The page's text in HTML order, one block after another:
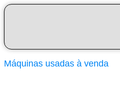
Máquinas usadas à venda